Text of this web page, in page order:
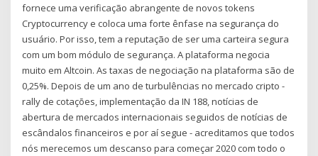
fornece uma verificação abrangente de novos tokens
Cryptocurrency e coloca uma forte ênfase na segurança do
usuário. Por isso, tem a reputação de ser uma carteira segura
com um bom módulo de segurança. A plataforma negocia
muito em Altcoin. As taxas de negociação na plataforma são de
0,25%. Depois de um ano de turbulências no mercado cripto -
rally de cotações, implementação da IN 188, notícias de
abertura de mercados internacionais seguidos de notícias de
escândalos financeiros e por aí segue - acreditamos que todos
nós merecemos um descanso para começar 2020 com todo o